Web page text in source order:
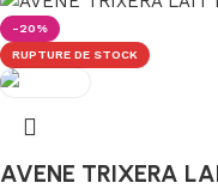
-20%
RUPTURE DE STOCK
AVENE TRIXERA